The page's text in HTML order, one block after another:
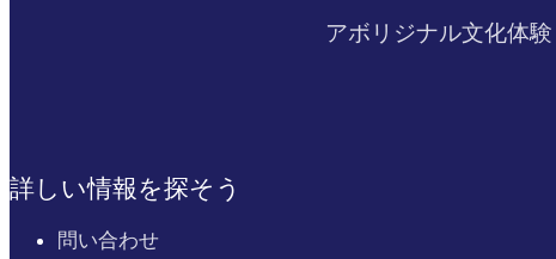
アボリジナル文化体験
詳しい情報を探そう
問い合わせ